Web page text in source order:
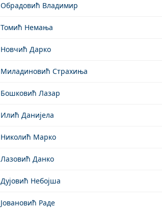
Обрадовић Владимир
Томић Немања
Новчић Дарко
Миладиновић Страхиња
Бошковић Лазар
Илић Данијела
Николић Марко
Лазовић Данко
Дујовић Небојша
Јовановић Раде